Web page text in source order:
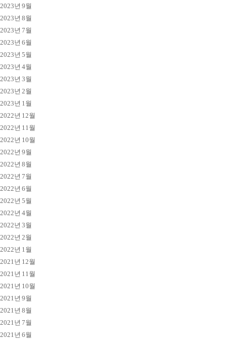
2023년 9월
2023년 8월
2023년 7월
2023년 6월
2023년 5월
2023년 4월
2023년 3월
2023년 2월
2023년 1월
2022년 12월
2022년 11월
2022년 10월
2022년 9월
2022년 8월
2022년 7월
2022년 6월
2022년 5월
2022년 4월
2022년 3월
2022년 2월
2022년 1월
2021년 12월
2021년 11월
2021년 10월
2021년 9월
2021년 8월
2021년 7월
2021년 6월